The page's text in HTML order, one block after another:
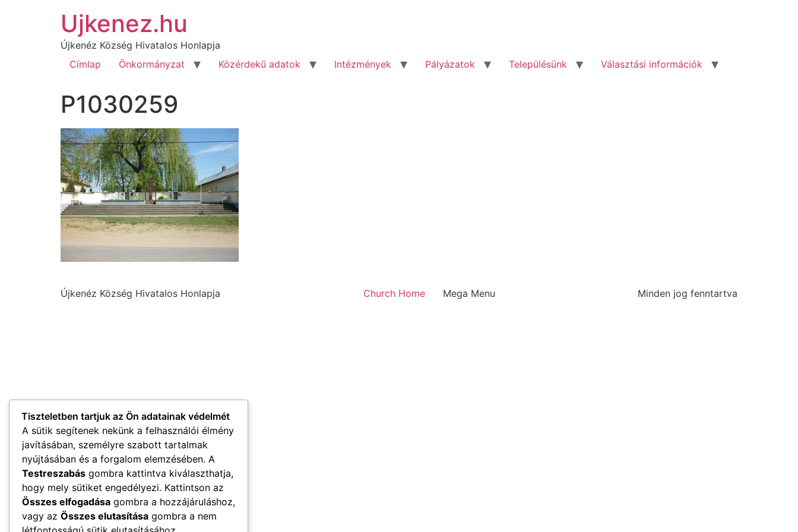
Ujkenez.hu
Újkenéz Község Hivatalos Honlapja
Címlap
Önkormányzat Közérdekű adatok Intézmények Pályázatok Településünk Választási információk
P1030259
Újkenéz Község Hivatalos Honlapja Church Home Mega Menu Minden jog fenntartva
Tiszteletben tartjuk az Ön adatainak védelmét
A sütik segítenek nekünk a felhasználói élmény
javításában, személyre szabott tartalmak
nyújtásában és a forgalom elemzésében. A
Testreszabás gombra kattintva kiválaszthatja,
hogy mely sütiket engedélyezi. Kattintson az
Összes elfogadása gombra a hozzájáruláshoz,
vagy az Összes elutasítása gombra a nem